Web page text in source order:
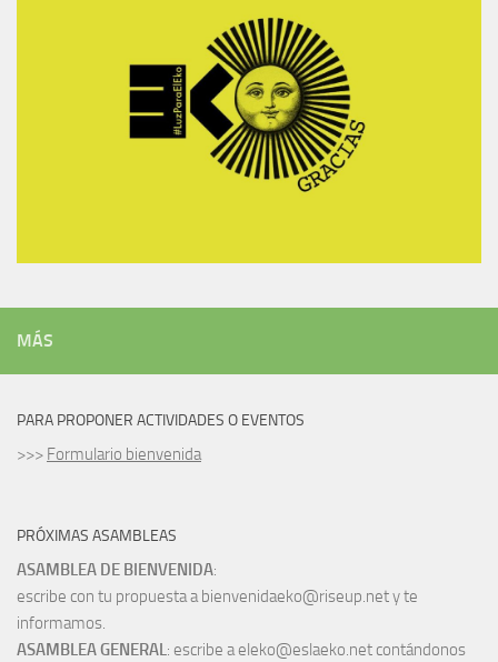
MÁS
PARA PROPONER ACTIVIDADES O EVENTOS
>>> Formulario bienvenida
PRÓXIMAS ASAMBLEAS
ASAMBLEA DE BIENVENIDA:
escribe con tu propuesta a bienvenidaeko@riseup.net y te
informamos.
ASAMBLEA GENERAL: escribe a eleko@eslaeko.net contándonos